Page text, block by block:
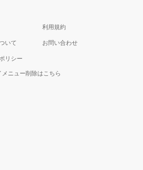
利用規約
いて お問い合わせ
リシー
ニュー削除はこちら